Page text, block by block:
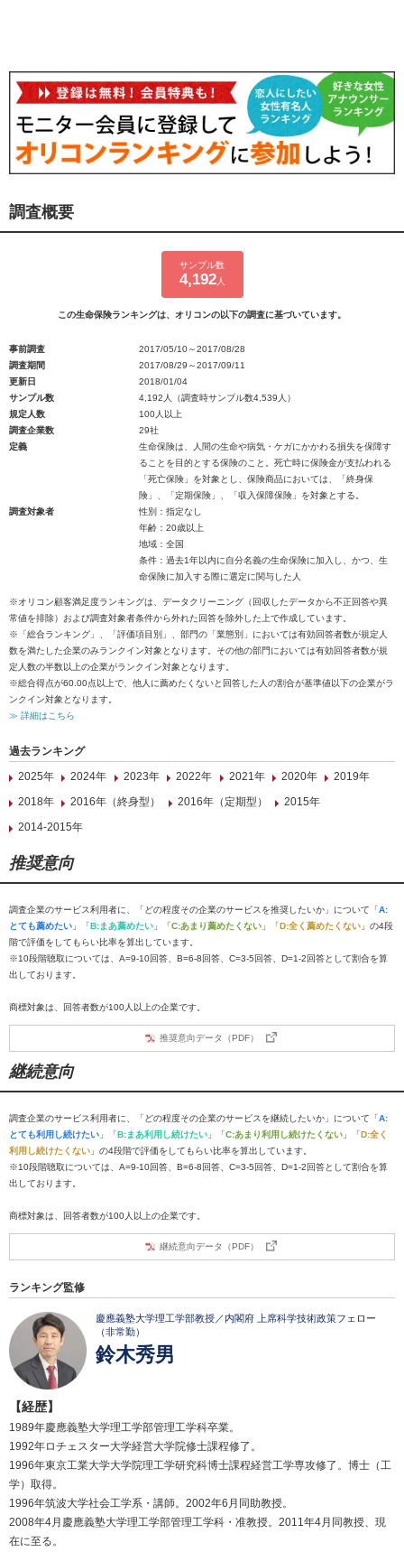
調査概要
サンプル数
4,192人
この生命保険ランキングは、オリコンの以下の調査に基づいています。
事前調査
2017/05/10～2017/08/28
調査期間
2017/08/29～2017/09/11
更新日
2018/01/04
サンプル数
4,192人（調査時サンプル数4,539人）
規定人数
100人以上
調査企業数
29社
定義
生命保険は、人間の生命や病気・ケガにかかわる損失を保障す
ることを目的とする保険のこと。死亡時に保険金が支払われる
「死亡保険」を対象とし、保険商品においては、「終身保
険」、「定期保険」、「収入保障保険」を対象とする。
調査対象者
性別：指定なし
年齢：20歳以上
地域：全国
条件：過去1年以内に自分名義の生命保険に加入し、かつ、生
命保険に加入する際に選定に関与した人
※オリコン顧客満足度ランキングは、データクリーニング（回収したデータから不正回答や異
常値を排除）および調査対象者条件から外れた回答を除外した上で作成しています。
※「総合ランキング」、「評価項目別」、部門の「業態別」においては有効回答者数が規定人
数を満たした企業のみランクイン対象となります。その他の部門においては有効回答者数が規
定人数の半数以上の企業がランクイン対象となります。
※総合得点が60.00点以上で、他人に薦めたくないと回答した人の割合が基準値以下の企業がラ
ンクイン対象となります。
≫ 詳細はこちら
過去ランキング
2025年
2024年 2023年 2022年 2021年 2020年
2019年
2018年
2016年（終身型） 2016年（定期型）
2015年
2014-2015年
推奨意向
調査企業のサービス利用者に、「どの程度その企業のサービスを推奨したいか」について「A:
とても薦めたい 」「B:まあ薦めたい 」「C:あまり薦めたくない 」「D:全く薦めたくない 」の4段
階で評価をしてもらい比率を算出しています。
※10段階聴取については、A=9-10回答、B=6-8回答、C=3-5回答、D=1-2回答として割合を算
出しております。
商標対象は、回答者数が100人以上の企業です。
推奨意向データ（PDF）
継続意向
調査企業のサービス利用者に、「どの程度その企業のサービスを継続したいか」について「A:
とても利用し続けたい 」「B:まあ利用し続けたい 」「C:あまり利用し続けたくない 」「D:全く
利用し続けたくない 」の4段階で評価をしてもらい比率を算出しています。
※10段階聴取については、A=9-10回答、B=6-8回答、C=3-5回答、D=1-2回答として割合を算
出しております。
商標対象は、回答者数が100人以上の企業です。
継続意向データ（PDF）
ランキング監修
慶應義塾大学理工学部教授／内閣府 上席科学技術政策フェロー
（非常勤）
鈴木秀男
【経歴】
1989年慶應義塾大学理工学部管理工学科卒業。
1992年ロチェスター大学経営大学院修士課程修了。
1996年東京工業大学大学院理工学研究科博士課程経営工学専攻修了。博士（工
学）取得。
1996年筑波大学社会工学系・講師。2002年6月同助教授。
2008年4月慶應義塾大学理工学部管理工学科・准教授。2011年4月同教授、現
在に至る。